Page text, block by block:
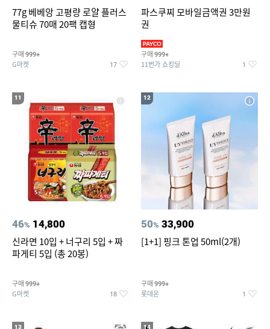
77g 베베앙 고평량 로얄 플러스
물티슈 70매 20팩 캡형
구매 999+
G마켓 17
파스쿠찌 모바일금액권 3만원
권
구매 999+
11번가 쇼킹딜 1
11
46% 14,800
신라면 10입 + 너구리 5입 + 짜
파게티 5입 (총 20봉)
구매 999+
G마켓 18
12
50% 33,900
[1+1] 핑크 톤업 50ml(2개)
구매 999+
롯데온 1
13 14